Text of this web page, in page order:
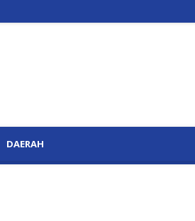
DAERAH